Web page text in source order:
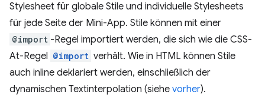
Stylesheet für globale Stile und individuelle Stylesheets
für jede Seite der Mini-App. Stile können mit einer
@import -Regel importiert werden, die sich wie die CSS-
At-Regel @import verhält. Wie in HTML können Stile
auch inline deklariert werden, einschließlich der
dynamischen Textinterpolation (siehe vorher).